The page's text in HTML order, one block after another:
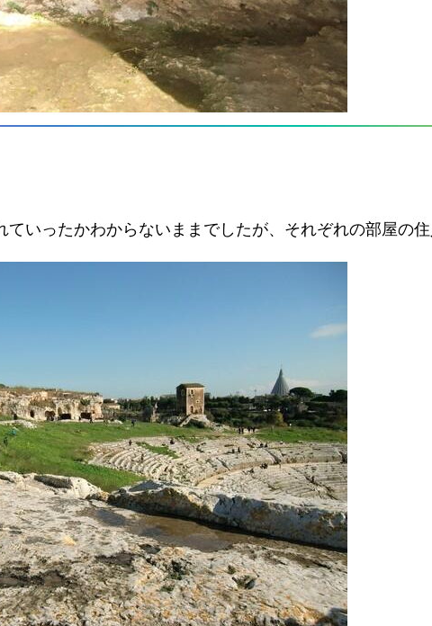
いったかわからないままでしたが、それぞれの部屋の